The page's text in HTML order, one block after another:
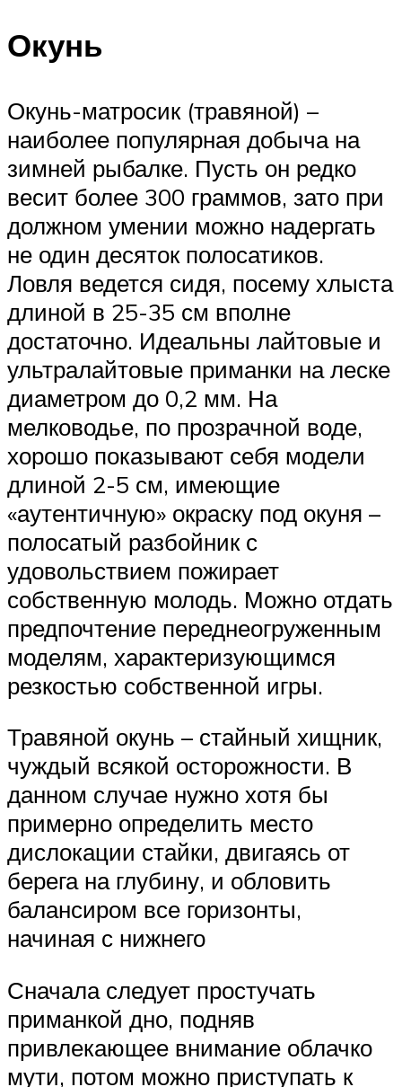
Окунь
Окунь-матросик (травяной) –
наиболее популярная добыча на
зимней рыбалке. Пусть он редко
весит более 300 граммов, зато при
должном умении можно надергать
не один десяток полосатиков.
Ловля ведется сидя, посему хлыста
длиной в 25-35 см вполне
достаточно. Идеальны лайтовые и
ультралайтовые приманки на леске
диаметром до 0,2 мм. На
мелководье, по прозрачной воде,
хорошо показывают себя модели
длиной 2-5 см, имеющие
«аутентичную» окраску под окуня –
полосатый разбойник с
удовольствием пожирает
собственную молодь. Можно отдать
предпочтение переднеогруженным
моделям, характеризующимся
резкостью собственной игры.
Травяной окунь – стайный хищник,
чуждый всякой осторожности. В
данном случае нужно хотя бы
примерно определить место
дислокации стайки, двигаясь от
берега на глубину, и обловить
балансиром все горизонты,
начиная с нижнего
Сначала следует простучать
приманкой дно, подняв
привлекающее внимание облачко
мути, потом можно приступать к